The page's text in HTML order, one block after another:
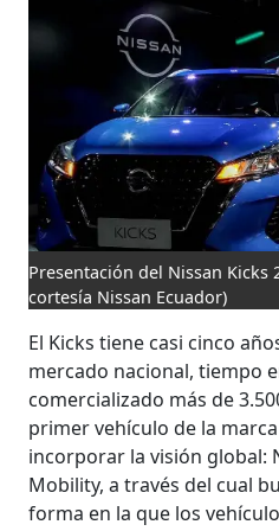
Presentación del Nissan Kicks
cortesía Nissan Ecuador)
El Kicks tiene casi cinco
mercado nacional, tiempo
comercializado más de
primer vehículo de la
incorporar la visión global:
Mobility, a través del cual
forma en la que los